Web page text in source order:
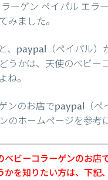
ーゲン ペイパル エラ
みました。
、paypal（ペイパル
うかは、天使のベビ
ね。
ンのお店でpaypal（
のホームページを参考
ベビーコラーゲンのお店
かを知りたい方は、下記